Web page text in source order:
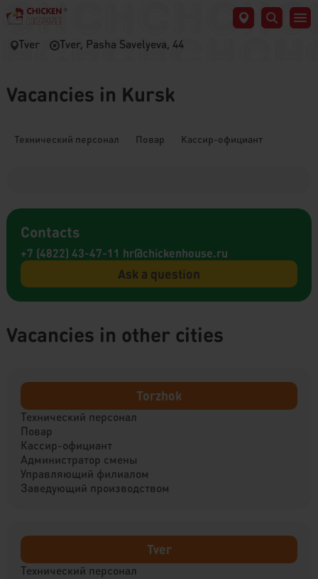
Tver Tver, Pasha Savelyeva, 44
Vacancies in Kursk
Технический персонал Повар Кассир-официант
Contacts
+7 (4822) 43-47-11 hr@chickenhouse.ru
Ask a question
Vacancies in other cities
Torzhok
Технический персонал
Повар
Кассир-официант
Администратор смены
Управляющий филиалом
Заведующий производством
Tver
Технический персонал